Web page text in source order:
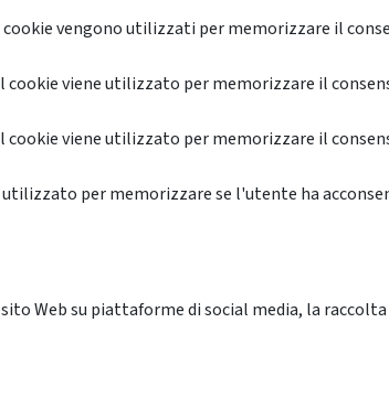
vengono utilizzati per memorizzare il
cookie viene utilizzato per memorizzare il
cookie viene utilizzato per memorizzare il
per memorizzare se l'utente ha
Web su piattaforme di social media, la